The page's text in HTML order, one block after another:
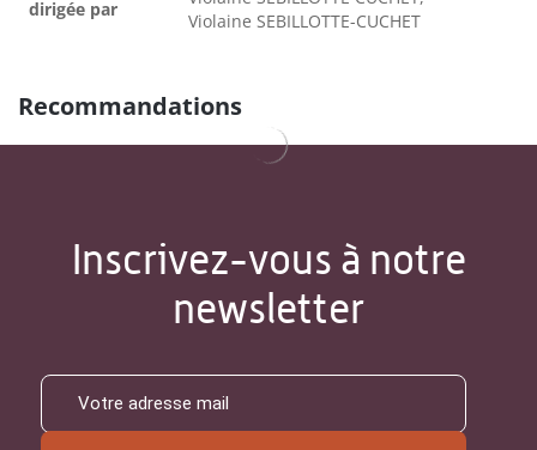
dirigée par
Violaine SEBILLOTTE-CUCHET
Recommandations
Inscrivez-vous à notre
newsletter